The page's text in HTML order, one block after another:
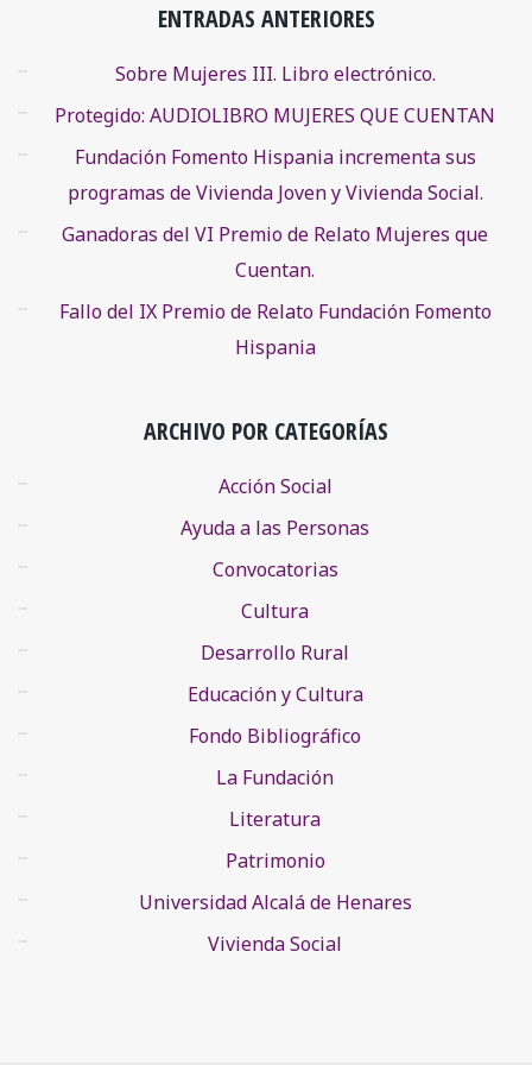
ENTRADAS ANTERIORES
Sobre Mujeres III. Libro electrónico.
Protegido: AUDIOLIBRO MUJERES QUE CUENTAN
Fundación Fomento Hispania incrementa sus
programas de Vivienda Joven y Vivienda Social.
Ganadoras del VI Premio de Relato Mujeres que
Cuentan.
Fallo del IX Premio de Relato Fundación Fomento
Hispania
ARCHIVO POR CATEGORÍAS
Acción Social
Ayuda a las Personas
Convocatorias
Cultura
Desarrollo Rural
Educación y Cultura
Fondo Bibliográfico
La Fundación
Literatura
Patrimonio
Universidad Alcalá de Henares
Vivienda Social